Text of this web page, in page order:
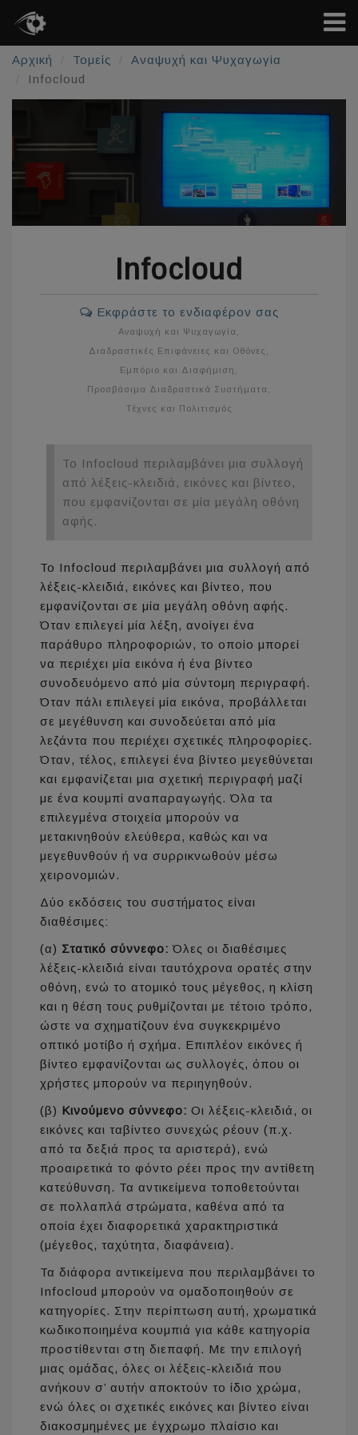
Αρχική Τομείς
Αναψυχή και Ψυχαγωγία
Infocloud
Infocloud
Εκφράστε το ενδιαφέρον σας
Αναψυχή και Ψυχαγωγία
Διαδραστικές Επιφάνειες και Οθόνες
Εμπόριο και Διαφήμιση
Προσβάσιμα Διαδραστικά Συστήματα
Τέχνες και Πολιτισμός
Το Infocloud περιλαμβάνει μια συλλογή
από λέξεις-κλειδιά, εικόνες και βίντεο,
που εμφανίζονται σε μία μεγάλη οθόνη
αφής.
Το Infocloud περιλαμβάνει μια συλλογή από
λέξεις-κλειδιά, εικόνες και βίντεο, που
εμφανίζονται σε μία μεγάλη οθόνη αφής.
Όταν επιλεγεί μία λέξη, ανοίγει ένα
παράθυρο πληροφοριών, το οποίο μπορεί
να περιέχει μία εικόνα ή ένα βίντεο
συνοδευόμενο από μία σύντομη περιγραφή.
Όταν πάλι επιλεγεί μία εικόνα, προβάλλεται
σε μεγέθυνση και συνοδεύεται από μία
λεζάντα που περιέχει σχετικές πληροφορίες.
Όταν, τέλος, επιλεγεί ένα βίντεο μεγεθύνεται
και εμφανίζεται μια σχετική περιγραφή μαζί
με ένα κουμπί αναπαραγωγής. Όλα τα
επιλεγμένα στοιχεία μπορούν να
μετακινηθούν ελεύθερα, καθώς και να
μεγεθυνθούν ή να συρρικνωθούν μέσω
χειρονομιών.
Δύο εκδόσεις του συστήματος είναι
διαθέσιμες:
(α) Στατικό σύννεφο: Όλες οι διαθέσιμες
λέξεις-κλειδιά είναι ταυτόχρονα ορατές στην
οθόνη, ενώ το ατομικό τους μέγεθος, η κλίση
και η θέση τους ρυθμίζονται με τέτοιο τρόπο,
ώστε να σχηματίζουν ένα συγκεκριμένο
οπτικό μοτίβο ή σχήμα. Επιπλέον εικόνες ή
βίντεο εμφανίζονται ως συλλογές, όπου οι
χρήστες μπορούν να περιηγηθούν.
(β) Κινούμενο σύννεφο: Οι λέξεις-κλειδιά, οι
εικόνες και ταβίντεο συνεχώς ρέουν (π.χ.
από τα δεξιά προς τα αριστερά), ενώ
προαιρετικά το φόντο ρέει προς την αντίθετη
κατεύθυνση. Τα αντικείμενα τοποθετούνται
σε πολλαπλά στρώματα, καθένα από τα
οποία έχει διαφορετικά χαρακτηριστικά
(μέγεθος, ταχύτητα, διαφάνεια).
Τα διάφορα αντικείμενα που περιλαμβάνει το
Infocloud μπορούν να ομαδοποιηθούν σε
κατηγορίες. Στην περίπτωση αυτή, χρωματικά
κωδικοποιημένα κουμπιά για κάθε κατηγορία
προστίθενται στη διεπαφή. Με την επιλογή
μιας ομάδας, όλες οι λέξεις-κλειδιά που
ανήκουν σ’ αυτήν αποκτούν το ίδιο χρώμα,
ενώ όλες οι σχετικές εικόνες και βίντεο είναι
διακοσμημένες με έγχρωμο πλαίσιο και